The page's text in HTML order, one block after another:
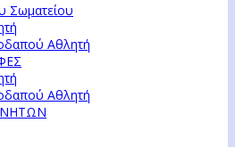
Σωματείου
Αθλητή
Αθλητή